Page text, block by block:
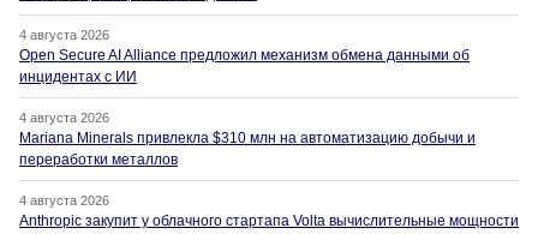
4 августа 2026
Open Secure AI Alliance предложил механизм обмена данными об
инцидентах с ИИ
4 августа 2026
Mariana Minerals привлекла $310 млн на автоматизацию добычи и
переработки металлов
4 августа 2026
Anthropic закупит у облачного стартапа Volta вычислительные мощности